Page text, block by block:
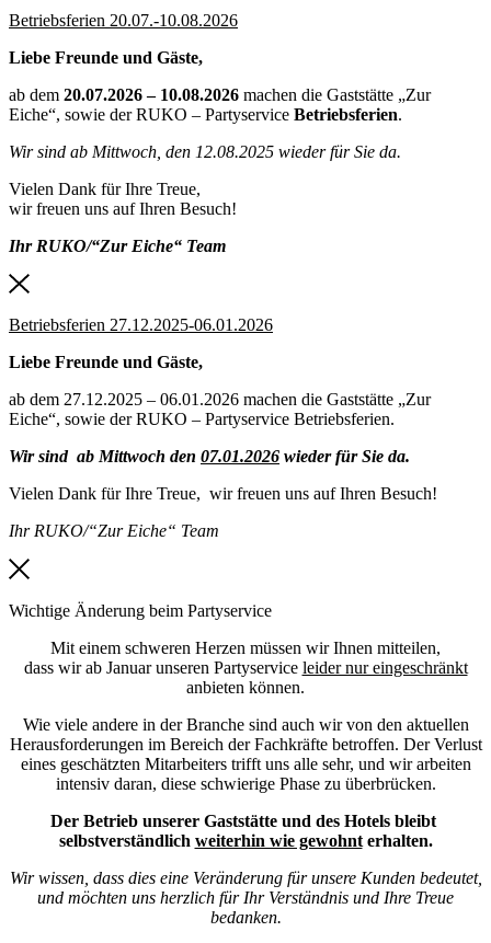
Betriebsferien 20.07.-10.08.2026
Liebe Freunde und Gäste,
ab dem 20.07.2026 – 10.08.2026 machen die Gaststätte „Zur
Eiche“, sowie der RUKO – Partyservice Betriebsferien.
Wir sind ab Mittwoch, den 12.08.2025 wieder für Sie da.
Vielen Dank für Ihre Treue,
wir freuen uns auf Ihren Besuch!
Ihr RUKO/“Zur Eiche“ Team
Betriebsferien 27.12.2025-06.01.2026
Liebe Freunde und Gäste,
ab dem 27.12.2025 – 06.01.2026 machen die Gaststätte „Zur
Eiche“, sowie der RUKO – Partyservice Betriebsferien.
Wir sind ab Mittwoch den 07.01.2026 wieder für Sie da.
Vielen Dank für Ihre Treue, wir freuen uns auf Ihren Besuch!
Ihr RUKO/“Zur Eiche“ Team
Wichtige Änderung beim Partyservice
Mit einem schweren Herzen müssen wir Ihnen mitteilen,
dass wir ab Januar unseren Partyservice leider nur eingeschränkt
anbieten können.
Wie viele andere in der Branche sind auch wir von den aktuellen
Herausforderungen im Bereich der Fachkräfte betroffen. Der Verlust
eines geschätzten Mitarbeiters trifft uns alle sehr, und wir arbeiten
intensiv daran, diese schwierige Phase zu überbrücken.
Der Betrieb unserer Gaststätte und des Hotels bleibt
selbstverständlich weiterhin wie gewohnterhalten.
Wir wissen, dass dies eine Veränderung für unsere Kunden bedeutet,
und möchten uns herzlich für Ihr Verständnis und Ihre Treue
bedanken.